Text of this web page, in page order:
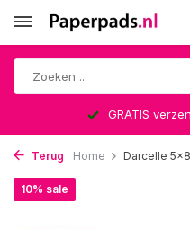
GRATIS
Terug Home Darcelle
10% sale